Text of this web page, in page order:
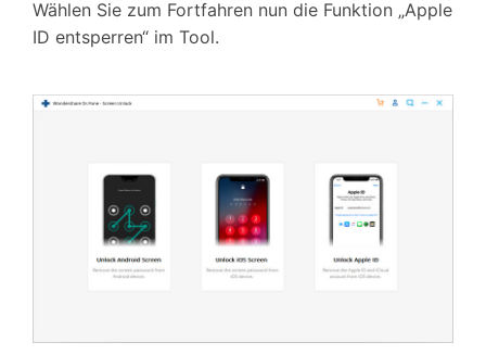
Wählen Sie zum Fortfahren nun die Funktion „Apple
ID entsperren“ im Tool.